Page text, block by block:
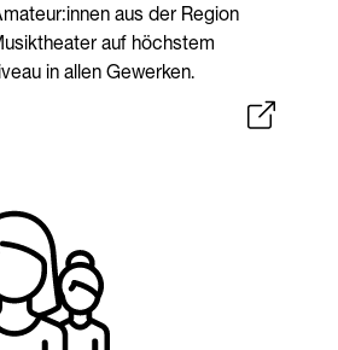
aus der Region
auf höchstem
in allen Gewerken.